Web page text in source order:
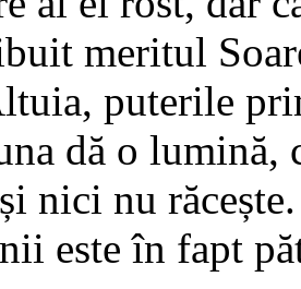
meritul
puterile
dă o lumină,
nici nu
este în fapt